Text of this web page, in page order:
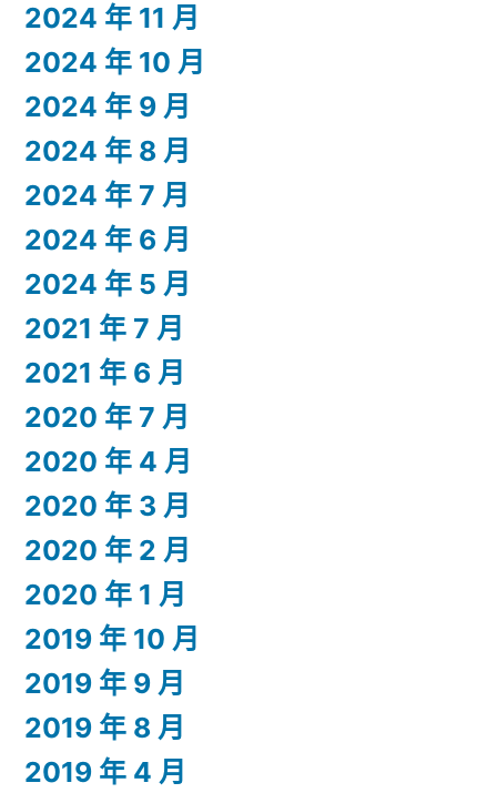
2024 年 11 月
2024 年 10 月
2024 年 9 月
2024 年 8 月
2024 年 7 月
2024 年 6 月
2024 年 5 月
2021 年 7 月
2021 年 6 月
2020 年 7 月
2020 年 4 月
2020 年 3 月
2020 年 2 月
2020 年 1 月
2019 年 10 月
2019 年 9 月
2019 年 8 月
2019 年 4 月